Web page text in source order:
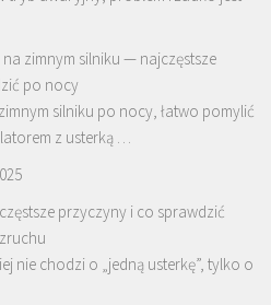
zimnym silniku — najczęstsze
po nocy
silniku po nocy, łatwo pomylić
z usterką …
przyczyny i co sprawdzić
nie chodzi o „jedną usterkę”, tylko o